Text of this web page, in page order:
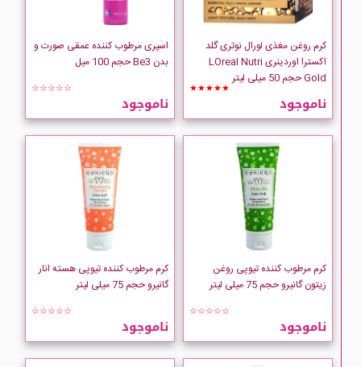
Clinique
CLIVEN
Collistar
COMEON
comfort zone
COSRX
Derma Safe
DERMATYPIQUE
کرم روغن مغذی لورال نوتری گلد
اکسترا اوردینری LOreal Nutri
Gold حجم 50 میلی لیتر
★★★★★
ناموجود
اسپری مرطوب کننده عمقی صورت و
بدن Be3 حجم 100 میل
☆☆☆☆☆
ناموجود
کرم مرطوب کننده تیوپی روغن
زیتون گانیرو حجم 75 میلی لیتر
☆☆☆☆☆
ناموجود
کرم مرطوب کننده تیوپی هسته انار
گانیرو حجم 75 میلی لیتر
☆☆☆☆☆
ناموجود